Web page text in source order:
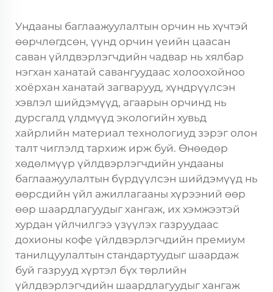
Ундааны баглаажуулалтын орчин нь хүчтэй
өөрчлөгдсөн, үүнд орчин үеийн цаасан
саван үйлдвэрлэгчдийн чадвар нь хялбар
нэгхан ханатай савангуудаас холоохойноо
хоёрхан ханатай загварууд, хүндрүүлсэн
хэвлэл шийдэмүүд, агаарын орчинд нь
дурсгалд үлдмүүд экологийн хувьд
хайрлийн материал технологиуд зэрэг олон
талт чиглэлд тархиж ирж буй. Өнөөдөр
хөдөлмүүр үйлдвэрлэгчдийн ундааны
баглаажуулалтын бүрдүүлсэн шийдэмүүд нь
өөрсдийн үйл ажиллагааны хүрээний өөр
өөр шаардлагуудыг хангаж, их хэмжээтэй
хурдан үйлчилгээ үзүүлэх газруудаас
дохионы кофе үйлдвэрлэгчдийн премиум
танилцуулалтын стандартуудыг шаардаж
буй газрууд хүртэл бүх төрлийн
үйлдвэрлэгчдийн шаардлагуудыг хангаж